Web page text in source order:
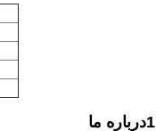
1درباره ما